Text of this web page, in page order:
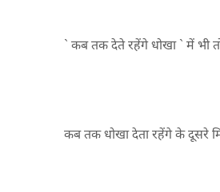
` कब तक देते रहेंगे धोखा ` में भी तो
कब तक धोखा देता रहेंगे के दूसरे